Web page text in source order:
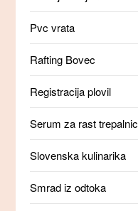
Pvc vrata
Rafting Bovec
Registracija plovil
Serum za rast trepalnic
Slovenska kulinarika
Smrad iz odtoka